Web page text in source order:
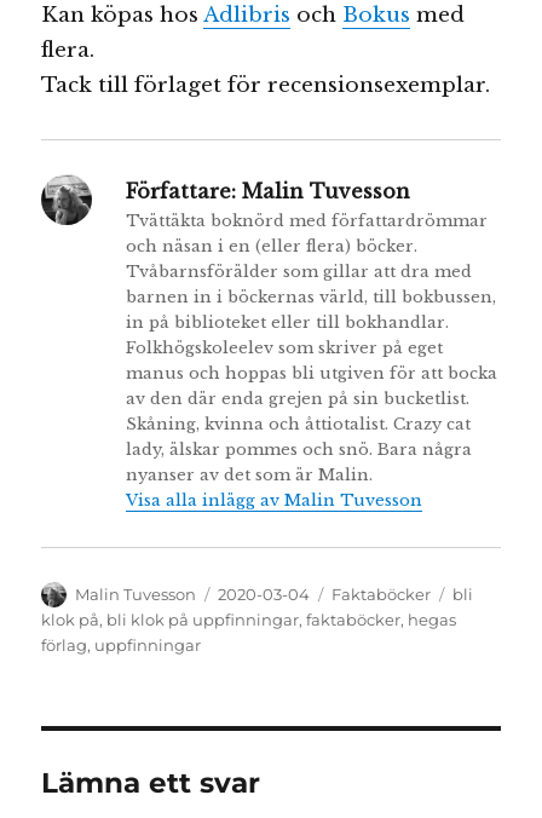
Kan köpas hosAdlibris och Bokus med
flera.
Tack till förlaget för recensionsexemplar.
Författare: Malin Tuvesson
Tvättäkta boknörd med författardrömmar
och näsan i en (eller flera) böcker.
Tvåbarnsförälder som gillar att dra med
barnen in i böckernas värld, till bokbussen,
in på biblioteket eller till bokhandlar.
Folkhögskoleelev som skriver på eget
manus och hoppas bli utgiven för att bocka
av den där enda grejen på sin bucketlist.
Skåning, kvinna och åttiotalist. Crazy cat
lady, älskar pommes och snö. Bara några
nyanser av det som är Malin.
Visa alla inlägg av Malin Tuvesson
Författare
Malin Tuvesson
Publicerat
den
2020-03-04 Kategorier
Faktaböcker Etiketter
bli
klok på, bli klok på uppfinningar,faktaböcker, hegas
förlag, uppfinningar
Lämna ett svar